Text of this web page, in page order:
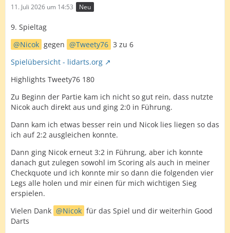
11. Juli 2026 um 14:53 Neu
9. Spieltag
Nicok gegen Tweety76 3 zu 6
Spielübersicht - lidarts.org
Highlights Tweety76 180
Zu Beginn der Partie kam ich nicht so gut rein, dass nutzte
Nicok auch direkt aus und ging 2:0 in Führung.
Dann kam ich etwas besser rein und Nicok lies liegen so das
ich auf 2:2 ausgleichen konnte.
Dann ging Nicok erneut 3:2 in Führung, aber ich konnte
danach gut zulegen sowohl im Scoring als auch in meiner
Checkquote und ich konnte mir so dann die folgenden vier
Legs alle holen und mir einen für mich wichtigen Sieg
erspielen.
Vielen Dank
Nicok für das Spiel und dir weiterhin Good
Darts